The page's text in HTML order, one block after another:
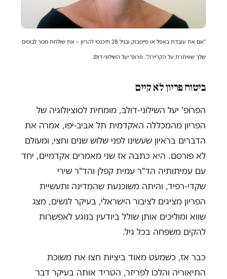
"אם את עובדת באפל או פייסבוק ובגיל 28 תיכנסי להריון – את שולחת מסר לבוסים
שלך שוויתרת על הקריירה". פרופ' יעל השילוני-דולב
ביטוח פריון לא קיים
הפרופ' יעל השילוני-דולב, מומחית לסוציולוגיה של
הפריון מהמכללה האקדמית תל אביב-יפו, אמרה את
הדברים בראיון שעשינו לפני שלוש שנים וחצי, ומעולם
לא פורסם. היא כתבה אז שני מאמרים אקדמיים, יחד
עם עמיתותיה הד"ר עמית קפלן והד"ר שירי
שקדי-רפיד, והיתה משוכנעת שהמדינה ותעשיית
הפריון מציגים לציבור הישראלי, בעיקר לנשים, מצג
שווא ומוליכים אותן שולל ביודעין בנוגע לאפשרות
להקים משפחה בכל גיל.
כבר אז, כשמעט מאוד ביציות חצו את משוכת
התיאוריה והלכו לפריזר, הטריד אותה בעיקר דבר